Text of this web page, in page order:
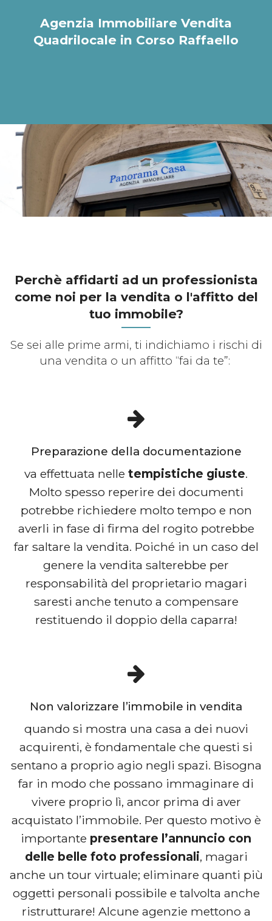
Agenzia Immobiliare Vendita
Quadrilocale in Corso Raffaello
Perchè affidarti ad un professionista
come noi per la vendita o l'affitto del
tuo immobile?
Se sei alle prime armi, ti indichiamo i rischi di
una vendita o un affitto “fai da te”:
Preparazione della documentazione
va effettuata nelle tempistiche giuste.
Molto spesso reperire dei documenti
potrebbe richiedere molto tempo e non
averli in fase di firma del rogito potrebbe
far saltare la vendita. Poiché in un caso del
genere la vendita salterebbe per
responsabilità del proprietario magari
saresti anche tenuto a compensare
restituendo il doppio della caparra!
Non valorizzare l’immobile in vendita
quando si mostra una casa a dei nuovi
acquirenti, è fondamentale che questi si
sentano a proprio agio negli spazi. Bisogna
far in modo che possano immaginare di
vivere proprio lì, ancor prima di aver
acquistato l’immobile. Per questo motivo è
importante presentare l’annuncio con
delle belle foto professionali, magari
anche un tour virtuale; eliminare quanti più
oggetti personali possibile e talvolta anche
ristrutturare! Alcune agenzie mettono a